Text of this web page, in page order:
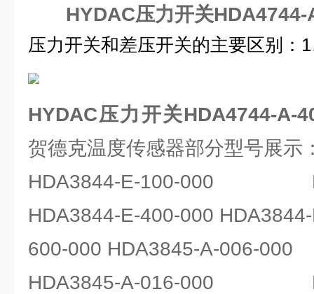
HYDAC压力开关
压力开关和差压开关的主要区别：
HYDAC压力开关HDA4744-A-
贺德克温度传感器部分型号展示
HDA3844-E-100-000
HDA3844-E-400-000
600-000 HDA3845-A-006-000
HDA3845-A-016-000